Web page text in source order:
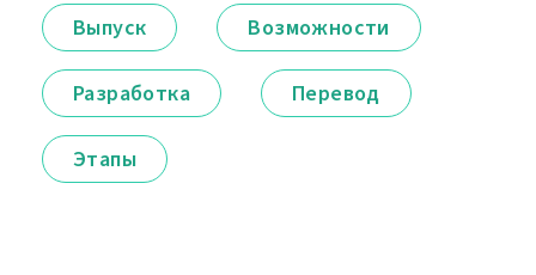
Выпуск Возможности
Разработка Перевод
Этапы